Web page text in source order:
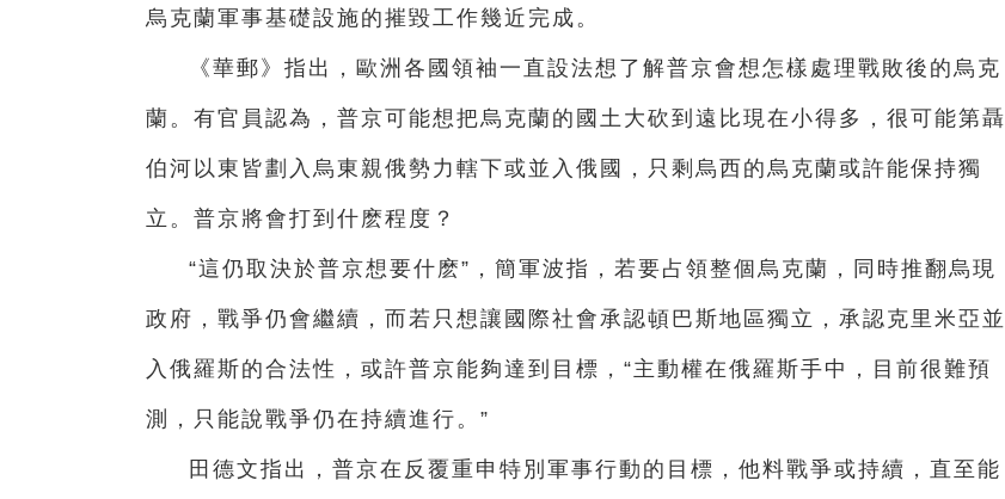
烏克蘭軍事基礎設施的摧毀工作幾近完成。
《華郵》指出，歐洲各國領袖一直設法想了解普京會想怎樣處理戰敗後的烏克
蘭。有官員認為，普京可能想把烏克蘭的國土大砍到遠比現在小得多，很可能第聶
伯河以東皆劃入烏東親俄勢力轄下或並入俄國，只剩烏西的烏克蘭或許能保持獨
立。普京將會打到什麽程度？
“這仍取決於普京想要什麽”，簡軍波指，若要占領整個烏克蘭，同時推翻烏現
政府，戰爭仍會繼續，而若只想讓國際社會承認頓巴斯地區獨立，承認克里米亞並
入俄羅斯的合法性，或許普京能夠達到目標，“主動權在俄羅斯手中，目前很難預
測，只能說戰爭仍在持續進行。”
田德文指出，普京在反覆重申特別軍事行動的目標，他料戰爭或持續，直至能